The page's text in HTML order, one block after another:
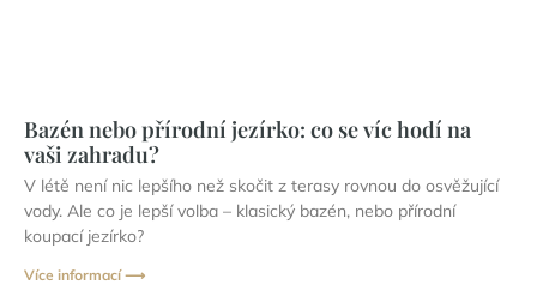
Bazén nebo přírodní jezírko: co se víc hodí na
vaši zahradu?
V létě není nic lepšího než skočit z terasy rovnou do osvěžující
vody. Ale co je lepší volba – klasický bazén, nebo přírodní
koupací jezírko?
Více informací ⟶